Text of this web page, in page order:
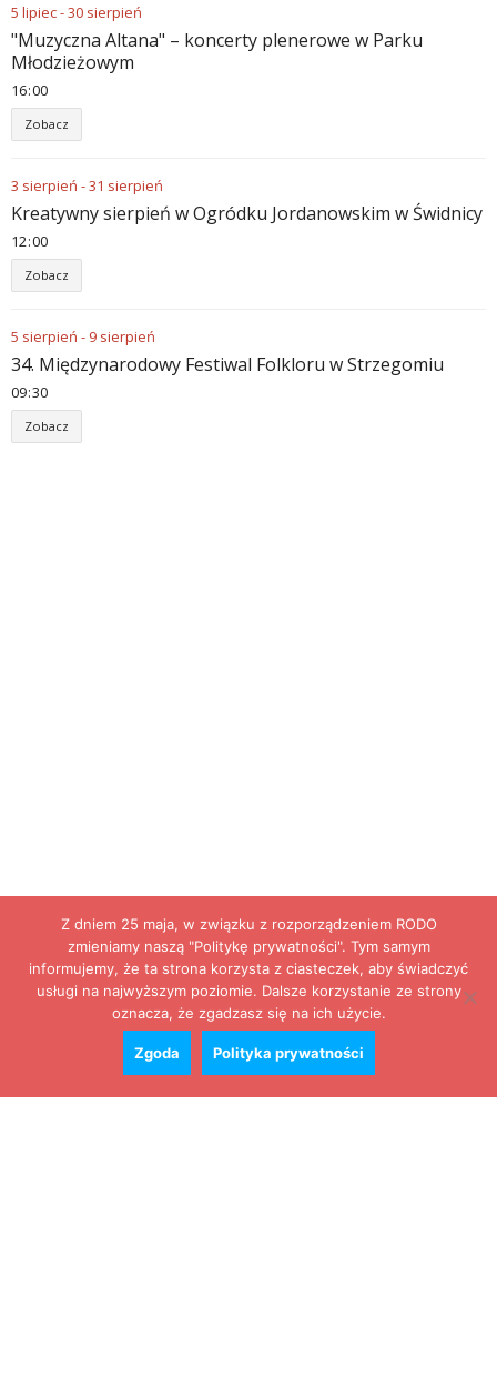
5 lipiec-30 sierpień
"Muzyczna Altana" – koncerty plenerowe w Parku
Młodzieżowym
16 00
Zobacz
3 sierpień -31 sierpień
Kreatywny sierpień w Ogródku Jordanowskim w Świdnicy
12 00
Zobacz
5 sierpień - 9 sierpień
34. Międzynarodowy Festiwal Folkloru w Strzegomiu
09 30
Zobacz
Z dniem 25 maja, w związku z rozporządzeniem RODO
zmieniamy naszą "Politykę prywatności". Tym samym
informujemy, że ta strona korzysta z ciasteczek, aby świadczyć
usługi na najwyższym poziomie. Dalsze korzystanie ze strony
oznacza, że zgadzasz się na ich użycie.
Zgoda Polityka prywatności